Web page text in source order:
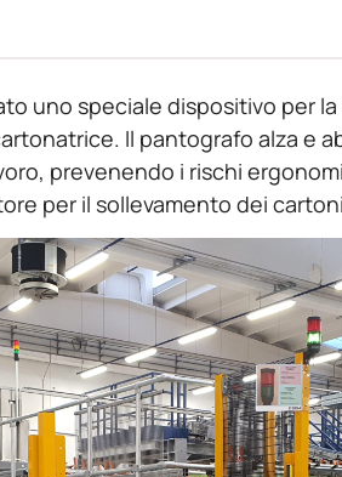
uno speciale dispositivo per
Il pantografo alza e
prevenendo i rischi
per il sollevamento dei